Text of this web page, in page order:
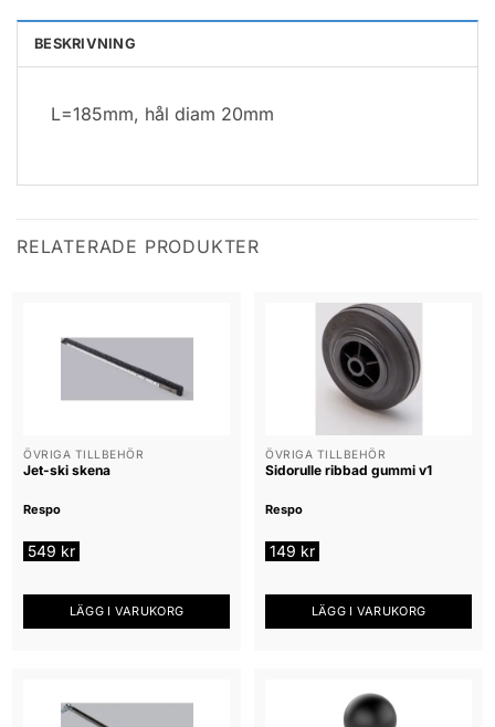
BESKRIVNING
L=185mm, hål diam 20mm
RELATERADE PRODUKTER
ÖVRIGA TILLBEHÖR
Jet-ski skena
Respo
549 kr
LÄGG I VARUKORG
ÖVRIGA TILLBEHÖR
Sidorulle ribbad gummi v1
Respo
149 kr
LÄGG I VARUKORG